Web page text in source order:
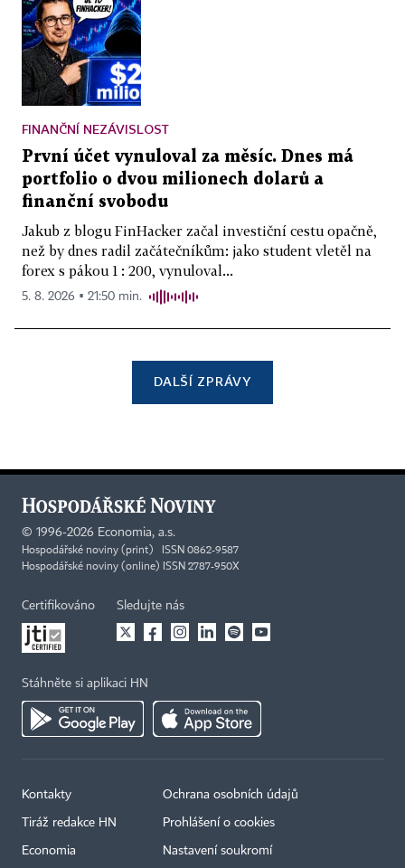
FINANČNÍ NEZÁVISLOST
První účet vynuloval za měsíc. Dnes má
portfolio o dvou milionech dolarů a
finanční svobodu
Jakub z blogu FinHacker začal investiční cestu opačně,
než by dnes radil začátečníkům: jako student vletěl na
forex s pákou 1 : 200, vynuloval...
5. 8. 2026 ▪ 21:50 min.
DALŠÍ ZPRÁVY
© 1996-2026 Economia, a.s.
Hospodářské noviny (print) ISSN 0862-9587
Hospodářské noviny (online) ISSN 2787-950X
Certifikováno Sledujte nás
Stáhněte si aplikaci HN
Kontakty
Tiráž redakce HN
Economia
Ochrana osobních údajů
Prohlášení o cookies
Nastavení soukromí